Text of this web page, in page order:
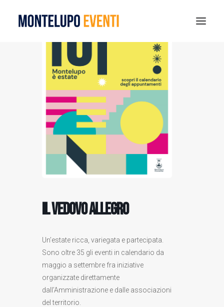
MONTELUPO SPORT DAYS 2026
ESTATE A MONTELUPO
VISIT MONTELUPO
DOVE MANGIARE
MUSEO DELLA CERAMICA
Il vedovo allegro
Un’estate ricca, variegata e partecipata.
Sono oltre 35 gli eventi in calendario da
maggio a settembre fra iniziative
organizzate direttamente
dall’Amministrazione e dalle associazioni
del territorio.